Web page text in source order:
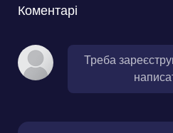
Коментарі
Треба